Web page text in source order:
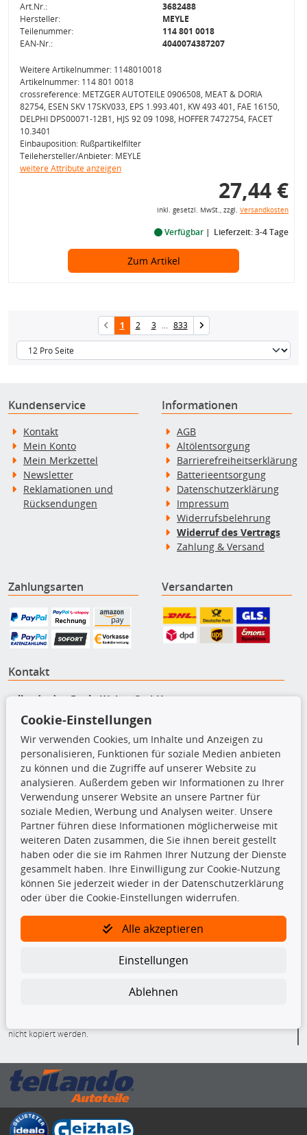
Art.Nr.:
3682488
Hersteller:
MEYLE
Teilenummer:
114 801 0018
EAN-Nr.:
4040074387207
Weitere Artikelnummer: 1148010018
Artikelnummer: 114 801 0018
crossreference: METZGER AUTOTEILE 0906508, MEAT & DORIA
82754, ESEN SKV 17SKV033, EPS 1.993.401, KW 493 401, FAE 16150,
DELPHI DPS00071-12B1, HJS 92 09 1098, HOFFER 7472754, FACET
10.3401
Einbauposition: Rußpartikelfilter
Teilehersteller/Anbieter: MEYLE
weitere Attribute anzeigen
27,44 €
inkl. gesetzl. MwSt., zzgl. Versandkosten
Verfügbar Lieferzeit: 3-4 Tage
Zum Artikel
1 2 3 ... 833
Kundenservice
Kontakt
Mein Konto
Mein Merkzettel
Newsletter
Reklamationen und
Rücksendungen
Informationen
AGB
Altölentsorgung
Barrierefreiheitserklärung
Batterieentsorgung
Datenschutzerklärung
Impressum
Widerrufsbelehrung
Widerruf des Vertrags
Zahlung & Versand
Zahlungsarten Versandarten
Kontakt
teilando.de - Erwin Weber GmbH
Von-Reuental-Straße 8a
+49 (0) 8165 / 5093200
shop@teilando.de
Top Produkte
Beleuchtung
Bremsbeläge
Bremsscheiben
Kupplungssatz
Querlenker
Radlager
Stoßdämpfer
TecDoc Inside
nicht kopiert werden.
vorherige Zustimmung von TecDoc zu vervielfältigen, zu verbreiten
und/oder diese Handlungen durch Dritte ausführen zu lassen. Ein
Zuwiderhandeln stellt eine Urheberrechtsverletzung dar und wird verfolgt.
Bitte prüfen Sie, ob das über unseren Onlineshop identifizierte Ersatzteil
auch tatsächlich dem gesuchten Ersatzteil entspricht.
Cookie-Einstellungen
Wir verwenden Cookies, um Inhalte und Anzeigen zu
personalisieren, Funktionen für soziale Medien anbieten
zu können und die Zugriffe auf unserer Website zu
analysieren. Außerdem geben wir Informationen zu Ihrer
Verwendung unserer Website an unsere Partner für
soziale Medien, Werbung und Analysen weiter. Unsere
Partner führen diese Informationen möglicherweise mit
weiteren Daten zusammen, die Sie ihnen bereit gestellt
haben oder die sie im Rahmen Ihrer Nutzung der Dienste
gesammelt haben. Ihre Einwilligung zur Cookie-Nutzung
können Sie jederzeit wieder in der Datenschutzerklärung
oder über die Cookie-Einstellungen widerrufen.
Alle akzeptieren
Einstellungen
Ablehnen